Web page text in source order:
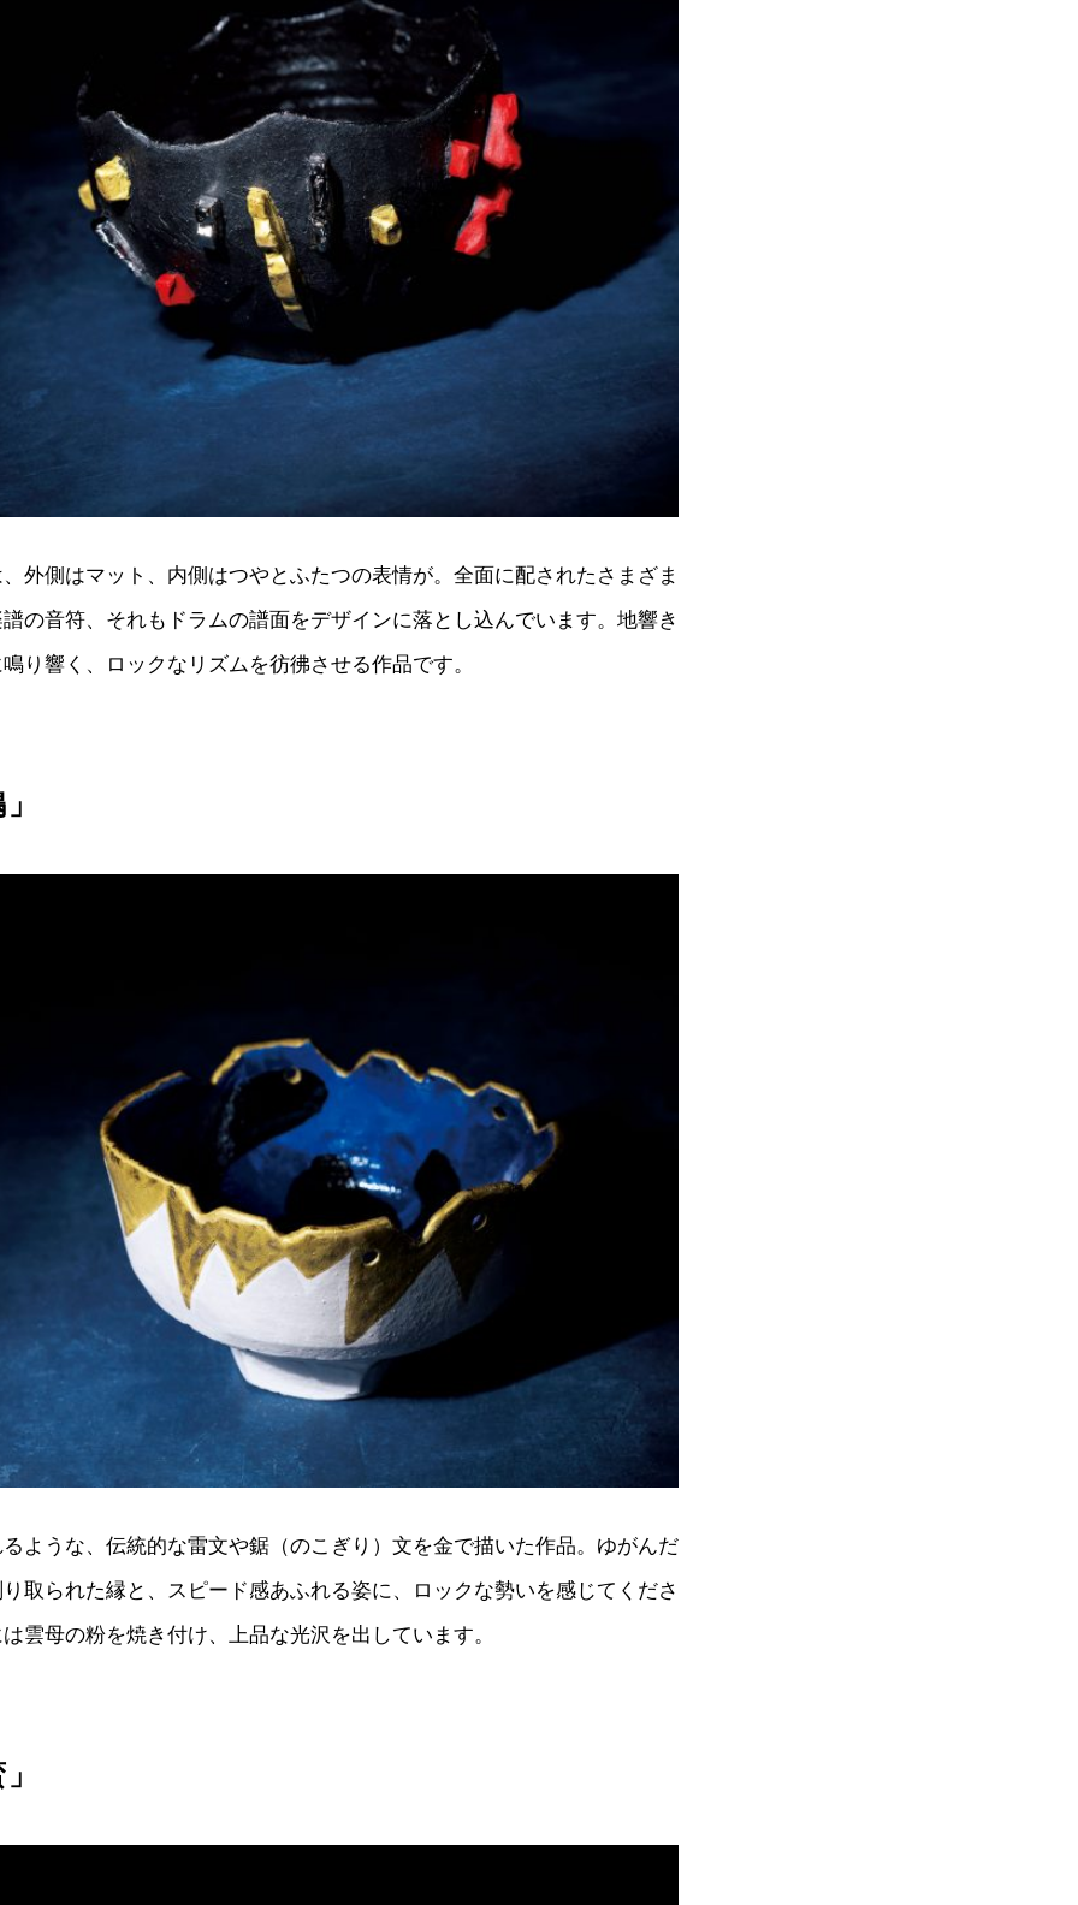
外側はマット、内側はつやとふたつの表情が。全面に配されたさまざま
の音符、それもドラムの譜面をデザインに落とし込んでいます。地響き
り響く、ロックなリズムを彷彿させる作品です。
ような、伝統的な雷文や鋸（のこぎり）文を金で描いた作品。ゆがんだ
取られた縁と、スピード感あふれる姿に、ロックな勢いを感じてくださ
雲母の粉を焼き付け、上品な光沢を出しています。